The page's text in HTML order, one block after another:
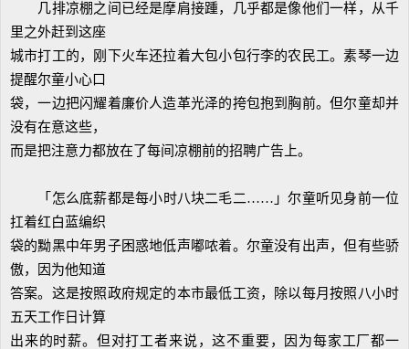
几排凉棚之间已经是摩肩接踵，几乎都是像他们一样，从千
里之外赶到这座
城市打工的，刚下火车还拉着大包小包行李的农民工。素琴一边
提醒尔童小心口
袋，一边把闪耀着廉价人造革光泽的挎包抱到胸前。但尔童却并
没有在意这些，
而是把注意力都放在了每间凉棚前的招聘广告上。
「怎么底薪都是每小时八块二毛二……」尔童听见身前一位
扛着红白蓝编织
袋的黝黑中年男子困惑地低声嘟哝着。尔童没有出声，但有些骄
傲，因为他知道
答案。这是按照政府规定的本市最低工资，除以每月按照八小时
五天工作日计算
出来的时薪。但对打工者来说，这不重要，因为每家工厂都一